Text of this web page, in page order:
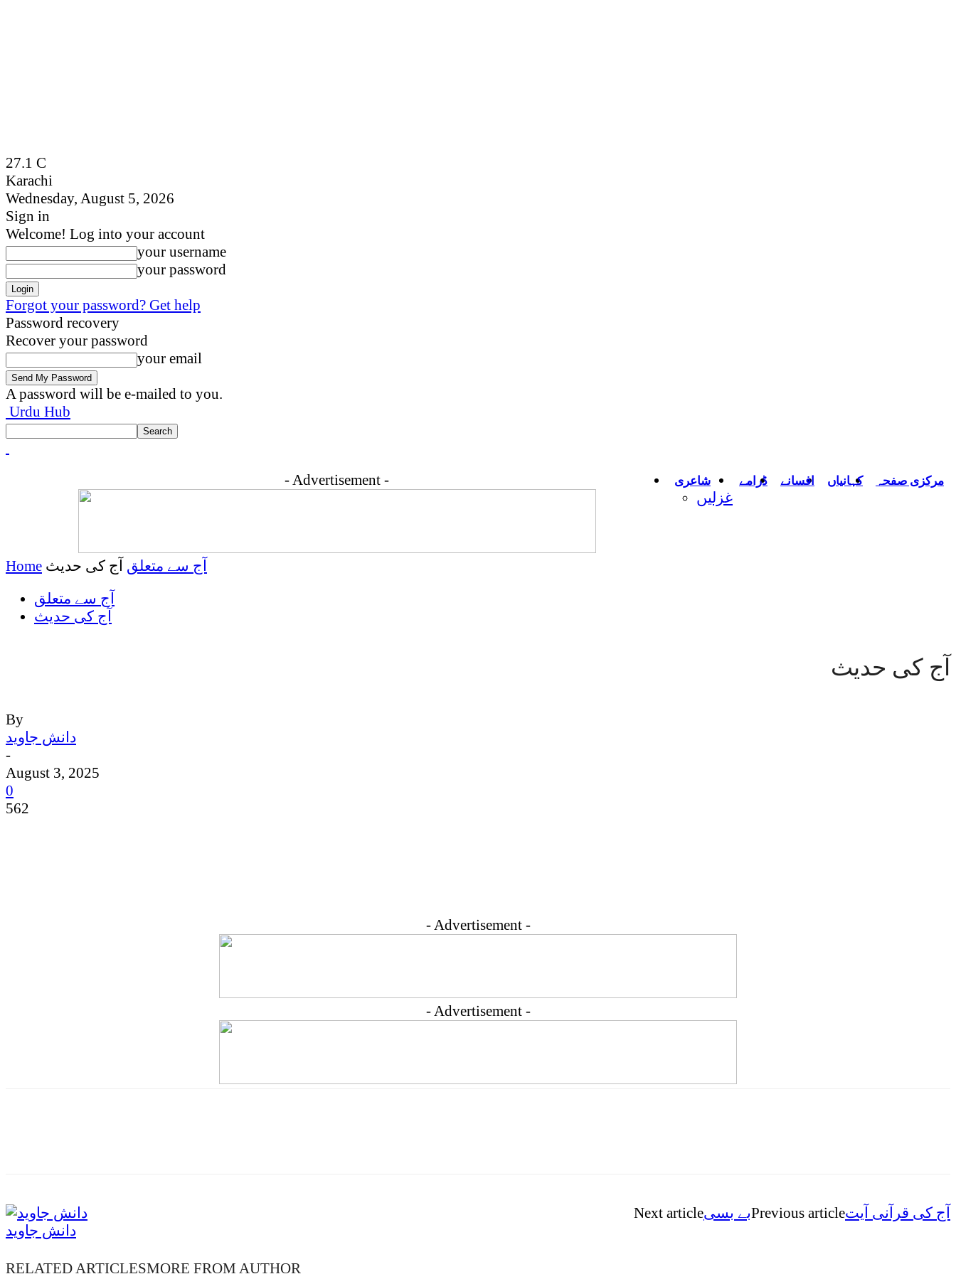
27.1 C
Karachi
Wednesday, August 5, 2026
Sign in
Welcome! Log into your account
your username
your password
Forgot your password? Get help
Password recovery
Recover your password
your email
A password will be e-mailed to you.
Urdu Hub
مرکزی صفحہ کہانیاں افسانے ڈرامے شاعری
غزلیں
- Advertisement -
Home آج سے متعلق آج کی حدیث
آج سے متعلق
آج کی حدیث
آج کی حدیث
By
دانش جاوید
-
August 3, 2025
0
562
- Advertisement -
- Advertisement -
Previous articleآج کی قرآنی آیت Next articleبے بسی
دانش جاوید
RELATED ARTICLESMORE FROM AUTHOR